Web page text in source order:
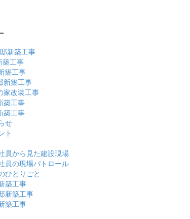
新築工事
築工事
築工事
新築工事
家改装工事
築工事
築工事
せ
ト
員から見た建設現場
員の現場パトロール
ひとりごと
築工事
新築工事
築工事